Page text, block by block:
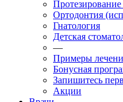
Ортодонтия
Гнатология
Детская
—
Примеры
Бонусная
Запишитесь
Акции